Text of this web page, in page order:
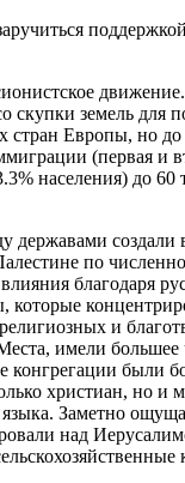
скупки земель
Европы, но
(первая и
населения) до
державами
по
благодаря
и
имели большее
были
христиан, но и
Заметно
над